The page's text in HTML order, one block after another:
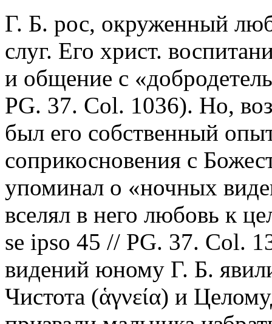
Г. Б. рос, окруженный
слуг. Его христ.
и общение с
PG. 37. Col. 1036). Но,
был его собственный
соприкосновения с
упоминал о «ночных
вселял в него любовь к
se ipso 45 // PG. 37. Col.
видений юному Г. Б.
Чистота (ἁγνεία) и